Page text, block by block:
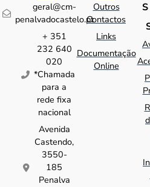
geral@cm-
penalvadocastelo.pt
+ 351
232 640
020
*Chamada
para a
rede fixa
nacional
Avenida
Castendo,
3550-
185
Penalva
Outros
Contactos
Links
Documentação
Online